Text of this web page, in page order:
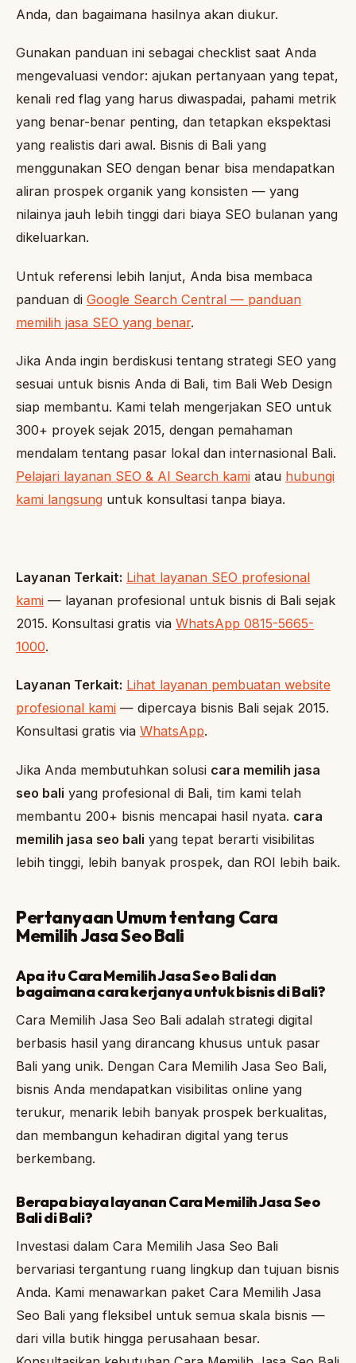
Anda, dan bagaimana hasilnya akan diukur.
Gunakan panduan ini sebagai checklist saat Anda
mengevaluasi vendor: ajukan pertanyaan yang tepat,
kenali red flag yang harus diwaspadai, pahami metrik
yang benar-benar penting, dan tetapkan ekspektasi
yang realistis dari awal. Bisnis di Bali yang
menggunakan SEO dengan benar bisa mendapatkan
aliran prospek organik yang konsisten — yang
nilainya jauh lebih tinggi dari biaya SEO bulanan yang
dikeluarkan.
Untuk referensi lebih lanjut, Anda bisa membaca
panduan di Google Search Central — panduan
memilih jasa SEO yang benar.
Jika Anda ingin berdiskusi tentang strategi SEO yang
sesuai untuk bisnis Anda di Bali, tim Bali Web Design
siap membantu. Kami telah mengerjakan SEO untuk
300+ proyek sejak 2015, dengan pemahaman
mendalam tentang pasar lokal dan internasional Bali.
Pelajari layanan SEO & AI Search kami atau hubungi
kami langsung untuk konsultasi tanpa biaya.
Layanan Terkait: Lihat layanan SEO profesional
kami — layanan profesional untuk bisnis di Bali sejak
2015. Konsultasi gratis via WhatsApp 0815-5665-
1000.
Layanan Terkait: Lihat layanan pembuatan website
profesional kami — dipercaya bisnis Bali sejak 2015.
Konsultasi gratis via WhatsApp.
Jika Anda membutuhkan solusi cara memilih jasa
seo bali yang profesional di Bali, tim kami telah
membantu 200+ bisnis mencapai hasil nyata. cara
memilih jasa seo bali yang tepat berarti visibilitas
lebih tinggi, lebih banyak prospek, dan ROI lebih baik.
Pertanyaan Umum tentang Cara
Memilih Jasa Seo Bali
Apa itu Cara Memilih Jasa Seo Bali dan
bagaimana cara kerjanya untuk bisnis di Bali?
Cara Memilih Jasa Seo Bali adalah strategi digital
berbasis hasil yang dirancang khusus untuk pasar
Bali yang unik. Dengan Cara Memilih Jasa Seo Bali,
bisnis Anda mendapatkan visibilitas online yang
terukur, menarik lebih banyak prospek berkualitas,
dan membangun kehadiran digital yang terus
berkembang.
Berapa biaya layanan Cara Memilih Jasa Seo
Bali di Bali?
Investasi dalam Cara Memilih Jasa Seo Bali
bervariasi tergantung ruang lingkup dan tujuan bisnis
Anda. Kami menawarkan paket Cara Memilih Jasa
Seo Bali yang fleksibel untuk semua skala bisnis —
dari villa butik hingga perusahaan besar.